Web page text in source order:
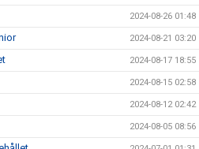
2024-08-26 01:48
2024-08-21 03:20
2024-08-17 18:55
2024-08-15 02:58
2024-08-12 02:42
2024-08-05 08:56